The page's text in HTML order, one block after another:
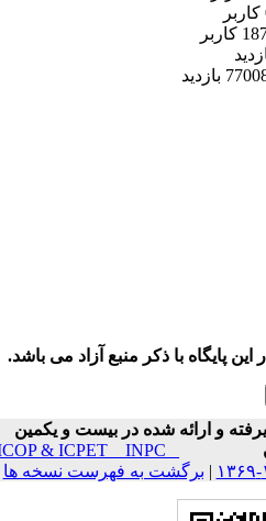
پایگاه با ذکر منبع آزاد می باشد.
و ارائه شده در بیست و یکمین
ICOP & ICPET _ INPC _
| برگشت به فهرست نسخه ها